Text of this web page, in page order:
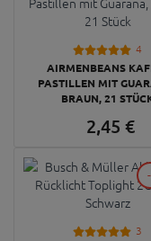
4
AIRMENBEANS
PASTILLEN MIT
BRAUN, 21
2,45 €
3